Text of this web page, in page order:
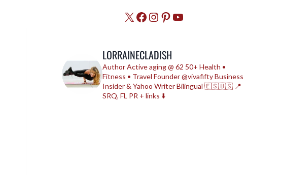
X Facebook
Instagram
Pinterest
YouTube
LORRAINECLADISH
AuthorActive aging @ 62 50+ Health •
Fitness • TravelFounder @vivafiftyBusiness
Insider & Yahoo WriterBilingual 🇪🇸🇺🇸 📍
SRQ, FL PR + links ⬇️